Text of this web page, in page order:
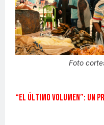
Foto
“EL ÚLTIMO VOLUMEN”: UN